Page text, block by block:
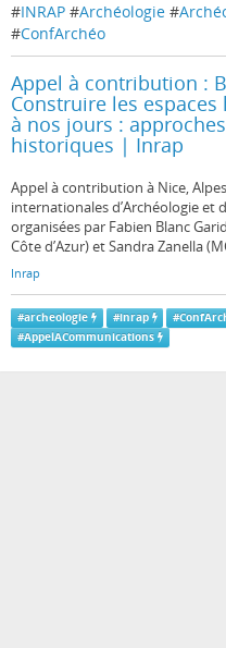
#INRAP #Archéologie #
#ConfArchéo
Appel à contribution :
Construire les
à nos jours :
historiques | Inrap
Appel à contribution à Nice,
internationales d’Archéologie et
organisées par Fabien Blanc
Côte d’Azur) et Sandra Zanella
Inrap
#archeologie #inrap #
#AppelACommunications